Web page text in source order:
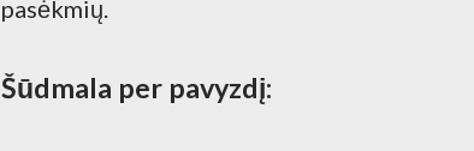
pasėkmių.
Šūdmala per pavyzdį: